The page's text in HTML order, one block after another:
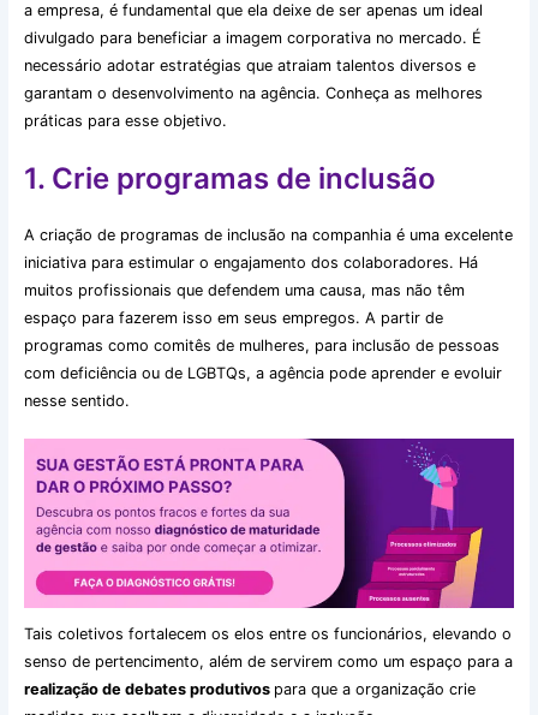
a empresa, é fundamental que ela deixe de ser apenas um ideal
divulgado para beneficiar a imagem corporativa no mercado. É
necessário adotar estratégias que atraiam talentos diversos e
garantam o desenvolvimento na agência. Conheça as melhores
práticas para esse objetivo.
1. Crie programas de inclusão
A criação de programas de inclusão na companhia é uma excelente
iniciativa para estimular o engajamento dos colaboradores. Há
muitos profissionais que defendem uma causa, mas não têm
espaço para fazerem isso em seus empregos. A partir de
programas como comitês de mulheres, para inclusão de pessoas
com deficiência ou de LGBTQs, a agência pode aprender e evoluir
nesse sentido.
Tais coletivos fortalecem os elos entre os funcionários, elevando o
senso de pertencimento, além de servirem como um espaço para a
realização de debates produtivos para que a organização crie